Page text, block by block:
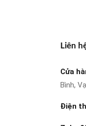
Liên
Cửa
Bình,
Điện